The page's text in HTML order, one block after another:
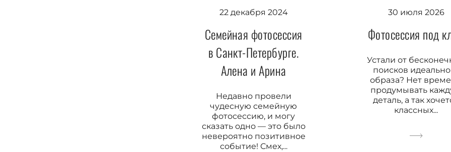
22 декабря 2024
Семейная фотосессия
в Санкт-Петербурге.
Алена и Арина
Недавно провели
чудесную семейную
фотосессию, и могу
сказать одно — это было
невероятно позитивное
событие! Смех,...
30 июля 2026
Фотосессия под
Устали от
поисков
образа? Нет
продумывать
деталь, а так
классных...